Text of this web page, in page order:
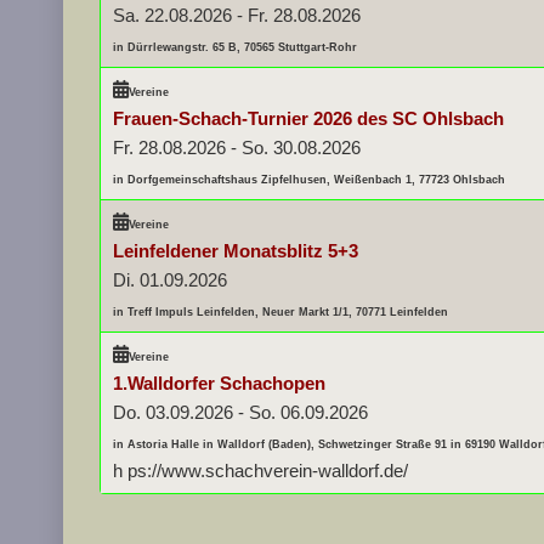
Sa. 22.08.2026 - Fr. 28.08.2026
in Dürrlewangstr. 65 B, 70565 Stuttgart-Rohr
Vereine
Frauen-Schach-Turnier 2026 des SC Ohlsbach
Fr. 28.08.2026 - So. 30.08.2026
in Dorfgemeinschaftshaus Zipfelhusen, Weißenbach 1, 77723 Ohlsbach
Vereine
Leinfeldener Monatsblitz 5+3
Di. 01.09.2026
in Treff Impuls Leinfelden, Neuer Markt 1/1, 70771 Leinfelden
Vereine
1.Walldorfer Schachopen
Do. 03.09.2026 - So. 06.09.2026
in Astoria Halle in Walldorf (Baden), Schwetzinger Straße 91 in 69190
h ps://www.schachverein-walldorf.de/